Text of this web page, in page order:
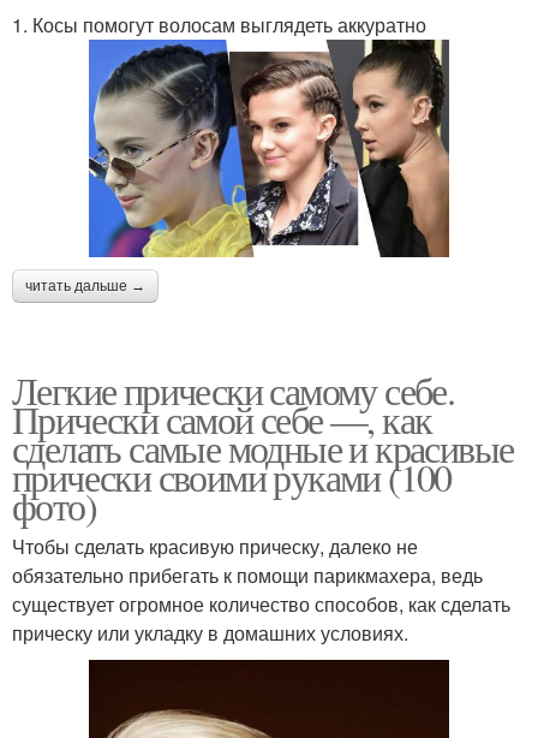
1. Косы помогут волосам выглядеть аккуратно
читать дальше →
Легкие прически самому себе.
Прически самой себе —, как
сделать самые модные и красивые
прически своими руками (100
фото)
Чтобы сделать красивую прическу, далеко не
обязательно прибегать к помощи парикмахера, ведь
существует огромное количество способов, как сделать
прическу или укладку в домашних условиях.